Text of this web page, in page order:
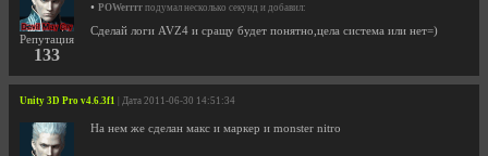
Репутация
133
• POWerrrr подумал несколько секунд и добавил:
Сделай логи AVZ4 и сращу будет понятно,цела система или нет=)
Unity 3D Pro v4.6.3f1 | Дата 2011-06-30 14:51:34
На нем же сделан макс и маркер и monster nitro